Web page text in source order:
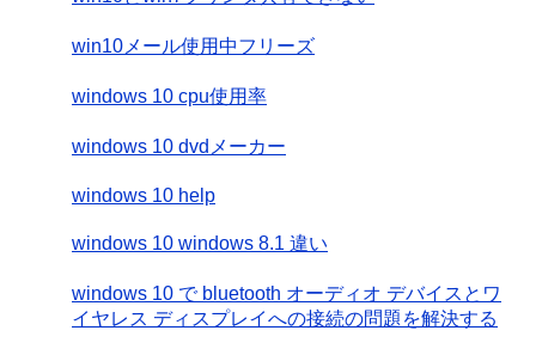
win10メール使用中フリーズ
windows 10 cpu使用率
windows 10 dvdメーカー
windows 10 help
windows 10 windows 8.1 違い
windows 10 で bluetooth オーディオ デバイスとワ
イヤレス ディスプレイへの接続の問題を解決する